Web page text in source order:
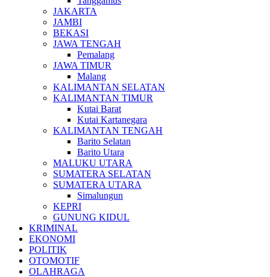
JAKARTA
JAMBI
BEKASI
JAWA TENGAH
Pemalang
JAWA TIMUR
Malang
KALIMANTAN SELATAN
KALIMANTAN TIMUR
Kutai Barat
Kutai Kartanegara
KALIMANTAN TENGAH
Barito Selatan
Barito Utara
MALUKU UTARA
SUMATERA SELATAN
SUMATERA UTARA
Simalungun
KEPRI
GUNUNG KIDUL
KRIMINAL
EKONOMI
POLITIK
OTOMOTIF
OLAHRAGA